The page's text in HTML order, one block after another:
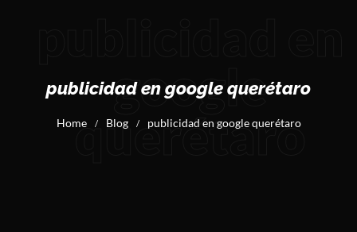
google
querétaro
publicidad en google querétaro
Home / Blog / publicidad en google querétaro